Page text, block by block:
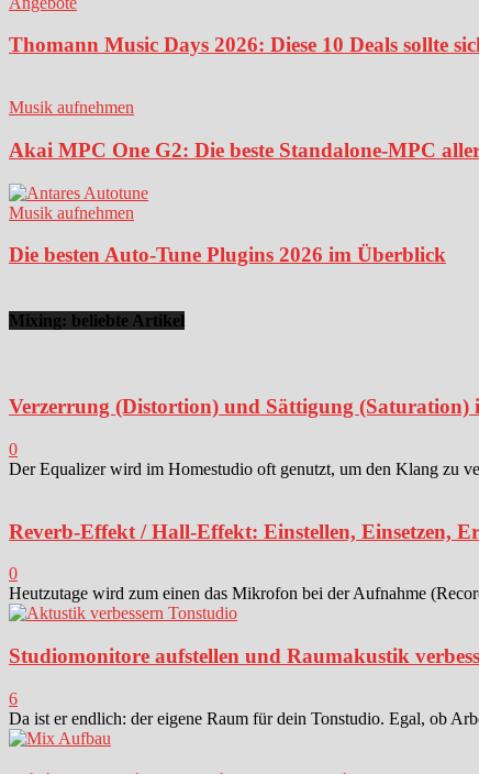
Thomann Music Days 2026: Diese 10 Deals sollte
Musik aufnehmen
Akai MPC One G2: Die beste Standalone-MPC
Musik aufnehmen
Die besten Auto-Tune Plugins 2026 im Überblick
Mixing: beliebte Artikel
Verzerrung (Distortion) und Sättigung
0
Der Equalizer wird im Homestudio oft genutzt, um den Klang zu
Reverb-Effekt / Hall-Effekt: Einstellen, Einsetzen,
0
Heutzutage wird zum einen das Mikrofon bei der Aufnahme
Studiomonitore aufstellen und Raumakustik
6
Da ist er endlich: der eigene Raum für dein Tonstudio. Egal, ob